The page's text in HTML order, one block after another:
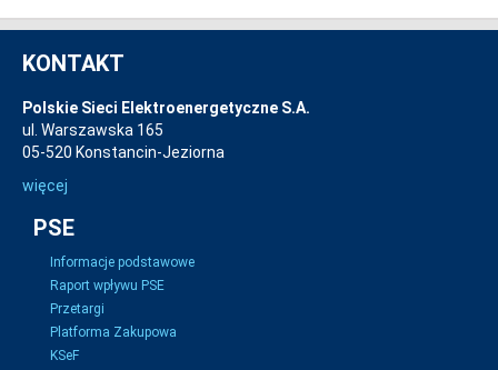
KONTAKT
Polskie Sieci Elektroenergetyczne S.A.
ul. Warszawska 165
05-520 Konstancin-Jeziorna
więcej
PSE
Informacje podstawowe
Raport wpływu PSE
Przetargi
Platforma Zakupowa
KSeF